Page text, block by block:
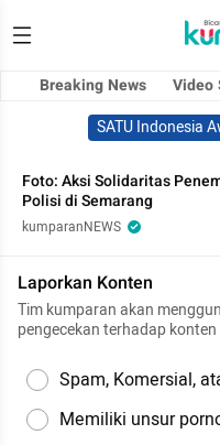
Breaking News Video
SATU Indonesia
Foto: Aksi Solidaritas
Polisi di Semarang
kumparanNEWS
Laporkan Konten
Tim kumparan akan
pengecekan terhadap konten
Spam, Komersial,
Memiliki unsur